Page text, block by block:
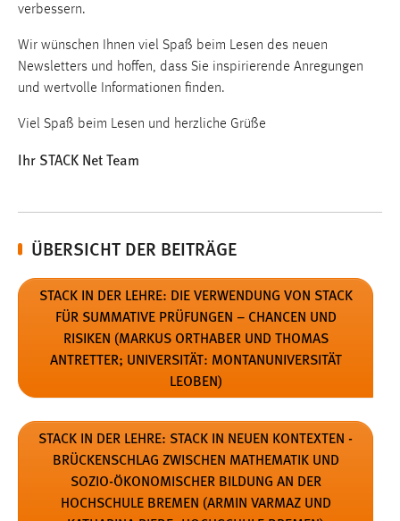
verbessern.
Wir wünschen Ihnen viel Spaß beim Lesen des neuen
Newsletters und hoffen, dass Sie inspirierende Anregungen
und wertvolle Informationen finden.
Viel Spaß beim Lesen und herzliche Grüße
Ihr STACK Net Team
ÜBERSICHT DER BEITRÄGE
STACK IN DER LEHRE: DIE VERWENDUNG VON STACK
FÜR SUMMATIVE PRÜFUNGEN – CHANCEN UND
RISIKEN (MARKUS ORTHABER UND THOMAS
ANTRETTER; UNIVERSITÄT: MONTANUNIVERSITÄT
LEOBEN)
STACK IN DER LEHRE: STACK IN NEUEN KONTEXTEN -
BRÜCKENSCHLAG ZWISCHEN MATHEMATIK UND
SOZIO-ÖKONOMISCHER BILDUNG AN DER
HOCHSCHULE BREMEN (ARMIN VARMAZ UND
Zugriffsstatistik
Cookie Laufzeit:
Max. 13 Monate
EXTERNE MEDIEN
Plattformen anzeigen zu können, werden von diesen
YouTube
Vimeo
Um Karten anzeigen zu können müssen die Kacheln
von externen Dienstleistern geladen werden. Es
werden hier Daten von externern Anbietern geladen.
Diese Anbieter sind:OpenStreetMap Foundation